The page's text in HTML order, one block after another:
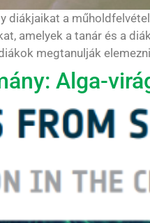
diákjaikat a
amelyek a tanár és a
megtanulják elemezni
Alga-